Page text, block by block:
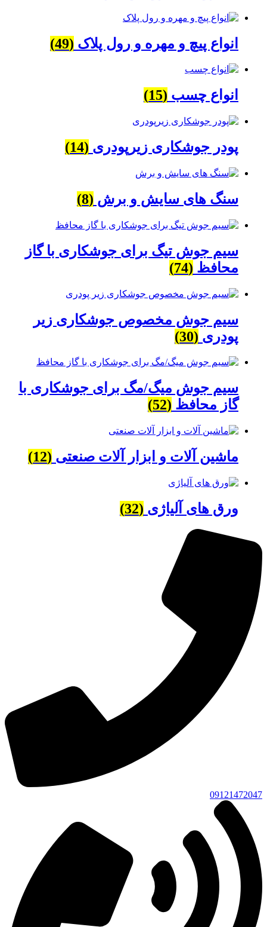
انواع پیچ و مهره و رول پلاک (49)
انواع چسب (15)
پودر جوشکاری زیرپودری (14)
سنگ های سایش و برش (8)
سیم جوش تیگ برای جوشکاری با گاز
محافظ (74)
سیم جوش مخصوص جوشکاری زیر
پودری (30)
سیم جوش میگ/مگ برای جوشکاری با
گاز محافظ (52)
ماشین آلات و ابزار آلات صنعتی (12)
ورق های آلیاژی (32)
09121472047